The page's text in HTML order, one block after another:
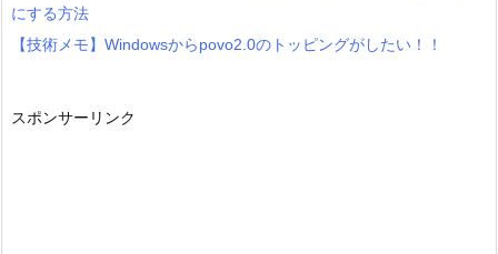
にする方法
【技術メモ】Windowsからpovo2.0のトッピングがしたい！！
スポンサーリンク